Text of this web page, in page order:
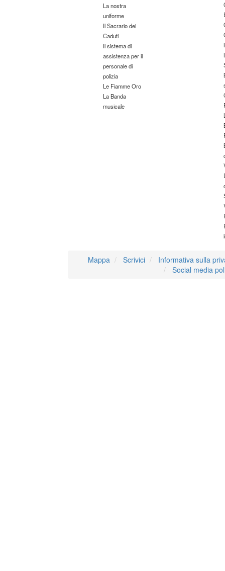
La nostra
uniforme
Il Sacrario dei
Caduti
Il sistema di
assistenza per il
personale di
polizia
Le Fiamme Oro
La Banda
musicale
Mappa Scrivici
Informativa sulla
Social media